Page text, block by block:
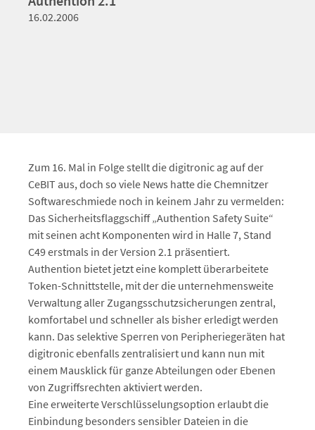
16.02.2006
Zum 16. Mal in Folge stellt die digitronic ag auf der
CeBIT aus, doch so viele News hatte die Chemnitzer
Softwareschmiede noch in keinem Jahr zu vermelden:
Das Sicherheitsflaggschiff „Authention Safety Suite“
mit seinen acht Komponenten wird in Halle 7, Stand
C49 erstmals in der Version 2.1 präsentiert.
Authention bietet jetzt eine komplett überarbeitete
Token-Schnittstelle, mit der die unternehmensweite
Verwaltung aller Zugangsschutzsicherungen zentral,
komfortabel und schneller als bisher erledigt werden
kann. Das selektive Sperren von Peripheriegeräten hat
digitronic ebenfalls zentralisiert und kann nun mit
einem Mausklick für ganze Abteilungen oder Ebenen
von Zugriffsrechten aktiviert werden.
Eine erweiterte Verschlüsselungsoption erlaubt die
Einbindung besonders sensibler Dateien in die